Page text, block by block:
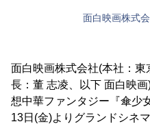
面白映画株式
面白映画株式会社(本社：
長：董 志凌、以下 面白映
想中華ファンタジー『傘
13日(金)よりグランドシネ